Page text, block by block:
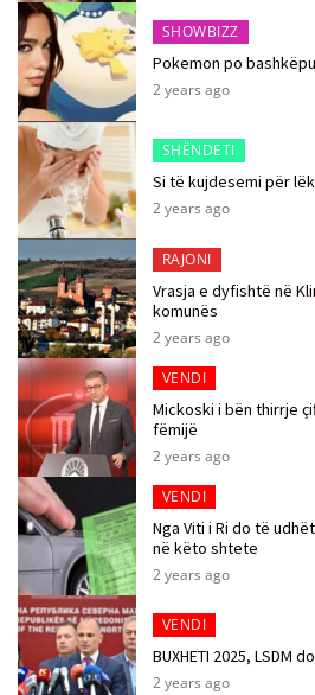
SHOWBIZZ
Pokemon po
2 years ago
SHËNDETI
Si të kujdesemi për
2 years ago
RAJONI
Vrasja e dyfishtë në
komunës
2 years ago
VENDI
Mickoski i bën thirrje
fëmijë
2 years ago
VENDI
Nga Viti i Ri do të
në këto shtete
2 years ago
VENDI
BUXHETI 2025, LSDM
2 years ago